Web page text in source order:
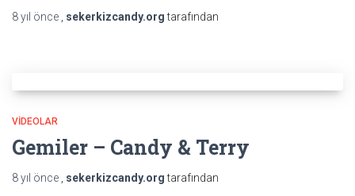
8 yıl önce sekerkizcandy.orgtarafından
VIDEOLAR
Gemiler – Candy & Terry
8 yıl önce sekerkizcandy.orgtarafından